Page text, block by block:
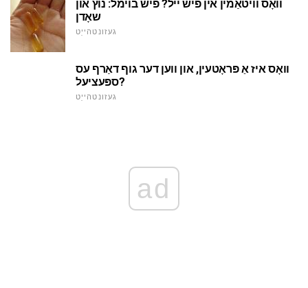
וואָס וויטאַמין אין פיש ייל? פיש בוימל: נוץ און
שאָדן
געזונטהייַט
וואָס איז אַ פּראָטעין, און ווען דער גוף דאַרף עס
ספּעציעל?
געזונטהייַט
ad